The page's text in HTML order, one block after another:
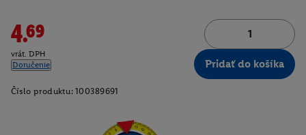
4.69
vrát. DPH
Doručenie
Pridať do košíka
Číslo produktu: 100389691